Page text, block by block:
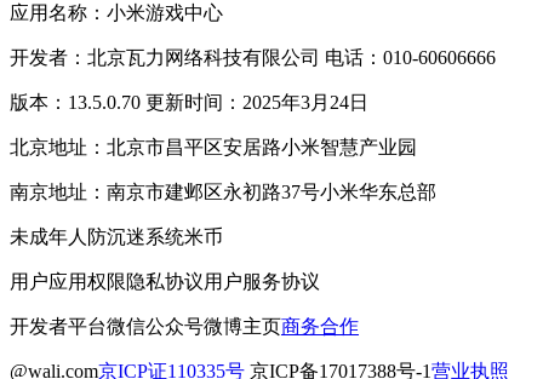
应用名称：小米游戏中心
开发者：北京瓦力网络科技有限公司 电话：010-60606666
版本：13.5.0.70 更新时间：2025年3月24日
北京地址：北京市昌平区安居路小米智慧产业园
南京地址：南京市建邺区永初路37号小米华东总部
未成年人防沉迷系统米币
用户应用权限隐私协议用户服务协议
开发者平台微信公众号微博主页商务合作
@wali.com京ICP证110335号 京ICP备17017388号-1营业执照